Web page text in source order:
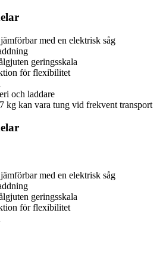
med en elektrisk såg
geringsskala
för flexibilitet
och laddare
kg kan vara tung vid frekvent transport
med en elektrisk såg
geringsskala
för flexibilitet